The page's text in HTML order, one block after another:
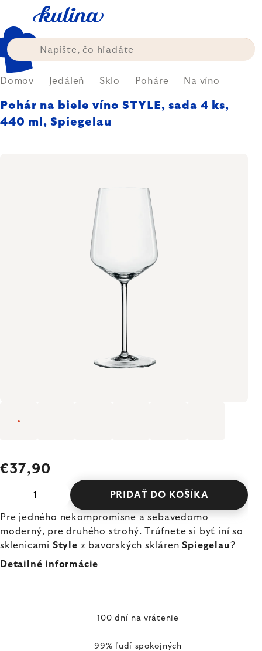
obsah
Domov Jedáleň Sklo Poháre Na víno
Pohár na biele víno STYLE, sada 4 ks,
440 ml, Spiegelau
€37,90
PRIDAŤ DO KOŠÍKA
Pre jedného nekompromisne a sebavedomo
moderný, pre druhého strohý. Trúfnete si byť iní so
sklenicami Style z bavorských sklárenSpiegelau?
Detailné informácie
100 dní na vrátenie
99% ľudí spokojných